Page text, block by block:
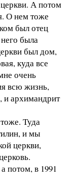
А потом
О нем тоже
был отец
была
был дом,
куда все
очень
всю жизнь,
и архимандрит
Туда
и мы
церкви,
потом, в 1991